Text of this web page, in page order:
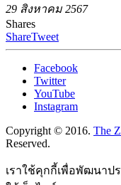
29 สิงหาคม 2567
Shares
ShareTweet
Facebook
Twitter
YouTube
Instagram
Copyright © 2016. The
Reserved.
เราใช้คุกกี้เพื่อพัฒนา